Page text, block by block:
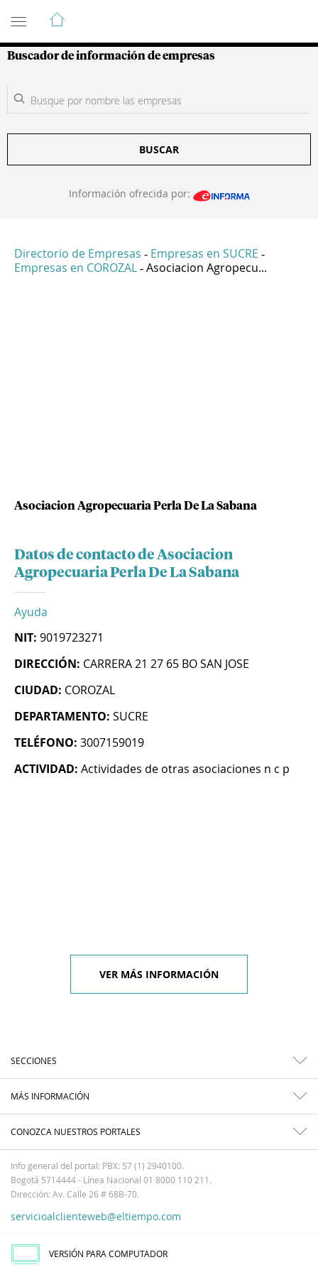
Guía de Empresas Colombianas
Buscador de información de empresas
BUSCAR
Información ofrecida por:
Directorio de Empresas - Empresas en SUCRE -
Empresas en COROZAL - Asociacion Agropecu...
Asociacion Agropecuaria Perla De La Sabana
Datos de contacto de Asociacion
Agropecuaria Perla De La Sabana
Ayuda
NIT: 9019723271
DIRECCIÓN: CARRERA 21 27 65 BO SAN JOSE
CIUDAD: COROZAL
DEPARTAMENTO: SUCRE
TELÉFONO: 3007159019
ACTIVIDAD: Actividades de otras asociaciones n c p
VER MÁS INFORMACIÓN
SECCIONES
MÁS INFORMACIÓN
CONOZCA NUESTROS PORTALES
Info general del portal: PBX: 57 (1) 2940100.
Bogotá 5714444 - Línea Nacional 01 8000 110 211.
Dirección: Av. Calle 26 # 68B-70.
servicioalclienteweb@eltiempo.com
VERSIÓN PARA COMPUTADOR